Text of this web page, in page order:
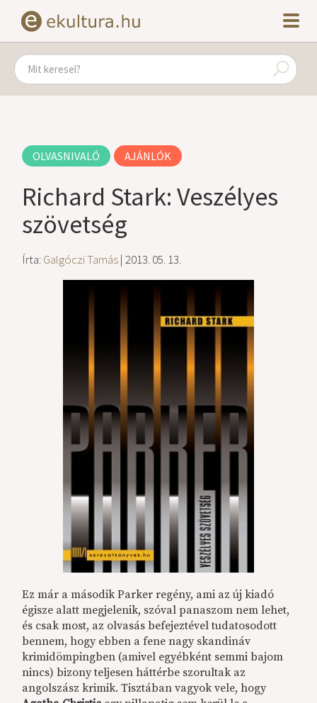
OLVASNIVALÓ AJÁNLÓK
Richard Stark: Veszélyes
szövetség
Írta: Galgóczi Tamás| 2013. 05. 13.
Ez már a második Parker regény, ami az új kiadó
égisze alatt megjelenik, szóval panaszom nem lehet,
és csak most, az olvasás befejeztével tudatosodott
bennem, hogy ebben a fene nagy skandináv
krimidömpingben (amivel egyébként semmi bajom
nincs) bizony teljesen háttérbe szorultak az
angolszász krimik. Tisztában vagyok vele, hogy